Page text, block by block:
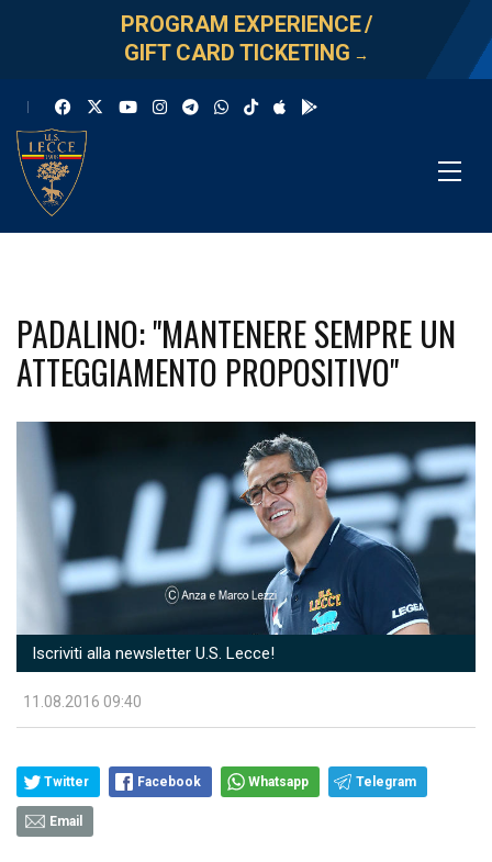
PROGRAM EXPERIENCE/
GIFT CARD TICKETING →
PADALINO: "MANTENERE SEMPRE UN
ATTEGGIAMENTO PROPOSITIVO"
Iscriviti alla newsletter U.S. Lecce!
11.08.2016 09:40
Twitter Facebook Whatsapp Telegram
Email